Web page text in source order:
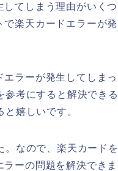
てしまう理由がいくつ
楽天カードエラーが発
ラーが発生してしまっ
参考にすると解決できる
嬉しいです。
。なので、楽天カードを
ーの問題を解決できま